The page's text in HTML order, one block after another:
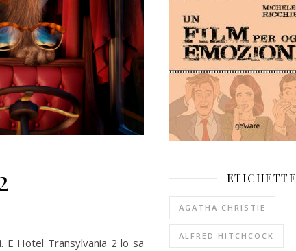
E Hotel Transylvania 2 lo sa
ETICHETTE
AGATHA CHRISTIE
ALFRED HITCHCOCK